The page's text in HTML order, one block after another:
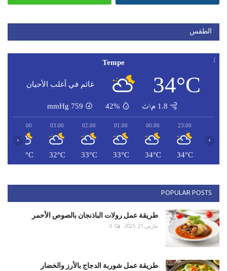
الطقس
Tempe
34°C غائم في أغلب الأحيان
1.8 م\ث 42%
759
mmHg
23:00
34°C
00:00
34°C
01:00
33°C
02:00
33°C
03:00
32°C
04:00
32°C
‹ ›
POPULAR POSTS
طريقة عمل رولات الباذنجان بالصوص الأحمر
مارس 21, 2025 0
طريقة عمل شوربة الدجاج بالأرز والخضار